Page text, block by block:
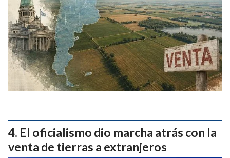
El oficialismo dio marcha atrás con la
venta de tierras a extranjeros